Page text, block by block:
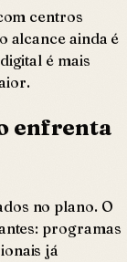
centros
alcance ainda é
é mais
enfrenta
no plano. O
programas
já